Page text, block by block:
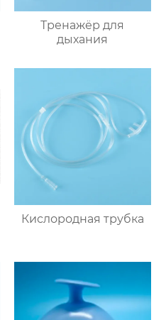
Тренажёр для
дыхания
Кислородная трубка